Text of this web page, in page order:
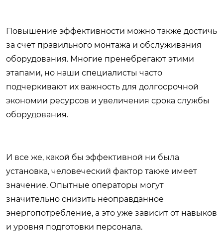
Повышение эффективности можно также достичь
за счет правильного монтажа и обслуживания
оборудования. Многие пренебрегают этими
этапами, но наши специалисты часто
подчеркивают их важность для долгосрочной
экономии ресурсов и увеличения срока службы
оборудования.
И все же, какой бы эффективной ни была
установка, человеческий фактор также имеет
значение. Опытные операторы могут
значительно снизить неоправданное
энергопотребление, а это уже зависит от навыков
и уровня подготовки персонала.